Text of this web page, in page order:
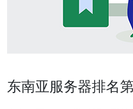
东南亚服务器排名